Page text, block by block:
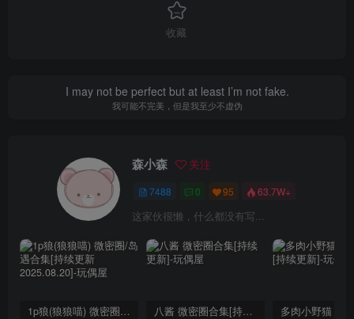
收藏
I may not be perfect but at least I’m not fake.
我可能不完美，但是我至少不虚伪
森小森 关注
7488 0 95 63.7W+
这家伙很懒，什么都没有写...
1p狼(狼狼喵) 微密圈/岛遇合集[持续更新2025.08.20] 八酱 微密圈合集[持续更新]